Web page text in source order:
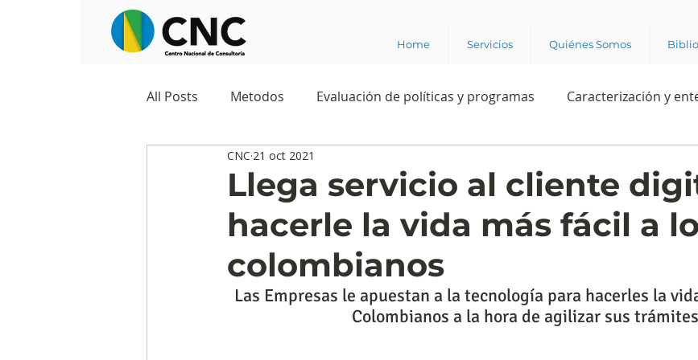
Home Servicios Quiénes Somos
All Posts Metodos Evaluación de políticas y programas Caracterización y
Observatorios sociales
Predicciones y tendencias Rating Política Intención de voto
Marketing Cultura y ambiente laboral Experiencia del cliente
Llega servicio al cliente
hacerle la vida más fácil a
colombianos
CNC 21 oct 2021
Las Empresas le apuestan a la tecnología para hacerles la
Colombianos a la hora de agilizar sus trámites